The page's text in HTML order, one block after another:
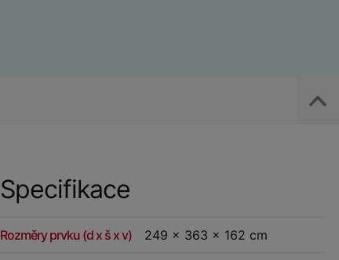
Specifikace
Rozměry prvku (d x š x v) 249 x 363 x 162 cm